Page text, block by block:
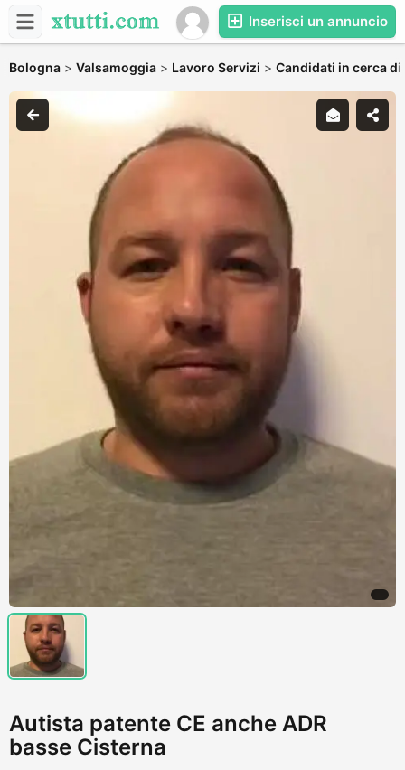
Inserisci un annuncio
Bologna > Valsamoggia > Lavoro Servizi > Candidati in cerca
Autista patente CE anche ADR
basse Cisterna